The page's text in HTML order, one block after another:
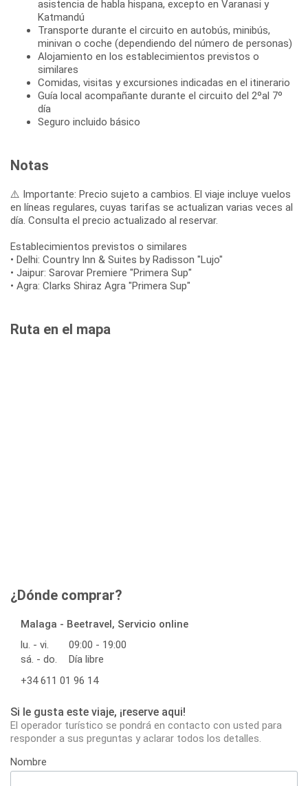
asistencia de habla hispana, excepto en Varanasi y
Katmandú
Transporte durante el circuito en autobús, minibús,
minivan o coche (dependiendo del número de personas)
Alojamiento en los establecimientos previstos o
similares
Comidas, visitas y excursiones indicadas en el itinerario
Guía local acompañante durante el circuito del 2ºal 7º
día
Seguro incluido básico
Notas
⚠️ Importante: Precio sujeto a cambios. El viaje incluye vuelos
en líneas regulares, cuyas tarifas se actualizan varias veces al
día. Consulta el precio actualizado al reservar.
Establecimientos previstos o similares
• Delhi: Country Inn & Suites by Radisson "Lujo"
• Jaipur: Sarovar Premiere "Primera Sup"
• Agra: Clarks Shiraz Agra "Primera Sup"
Ruta en el mapa
¿Dónde comprar?
Malaga - Beetravel, Servicio online
lu. - vi.
09:00 - 19:00
sá. - do.
Día libre
+34 611 01 96 14
Si le gusta este viaje, ¡reserve aqui!
El operador turístico se pondrá en contacto con usted para
responder a sus preguntas y aclarar todos los detalles.
Nombre